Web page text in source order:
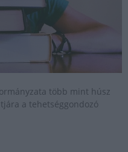
több mint húsz
a tehetséggondozó